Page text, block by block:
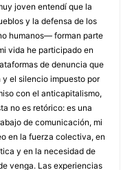
joven entendí que la
y la defensa de los
humanos— forman parte
vida he participado en
de denuncia que
el silencio impuesto por
con el anticapitalismo,
no es retórico: es una
de comunicación, mi
en la fuerza colectiva, en
y en la necesidad de
venga. Las experiencias